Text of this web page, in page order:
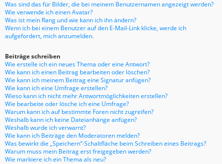
Was sind das für Bilder, die bei meinem Benutzernamen angezeigt werden?
Wie verwende ich einen Avatar?
Was ist mein Rang und wie kann ich ihn ändern?
Wenn ich bei einem Benutzer auf den E-Mail-Link klicke, werde ich
aufgefordert, mich anzumelden.
Beiträge schreiben
Wie erstelle ich ein neues Thema oder eine Antwort?
Wie kann ich einen Beitrag bearbeiten oder löschen?
Wie kann ich meinem Beitrag eine Signatur anfügen?
Wie kann ich eine Umfrage erstellen?
Wieso kann ich nicht mehr Antwortmöglichkeiten erstellen?
Wie bearbeite oder lösche ich eine Umfrage?
Warum kann ich auf bestimmte Foren nicht zugreifen?
Weshalb kann ich keine Dateianhänge anfügen?
Weshalb wurde ich verwarnt?
Wie kann ich Beiträge den Moderatoren melden?
Was bewirkt die „Speichern“-Schaltfläche beim Schreiben eines Beitrags?
Warum muss mein Beitrag erst freigegeben werden?
Wie markiere ich ein Thema als neu?